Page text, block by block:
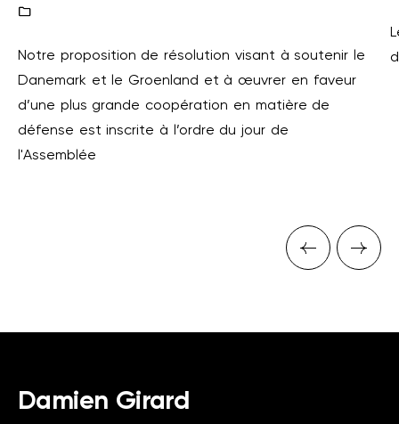
Previous
Notre proposition de résolution visant à soutenir le
Danemark et le Groenland et à œuvrer en faveur
d’une plus grande coopération en matière de
défense est inscrite à l’ordre du jour de
l'Assemblée
Damien Girard